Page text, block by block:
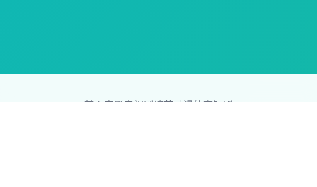
首页电影电视剧综艺动漫体育短剧